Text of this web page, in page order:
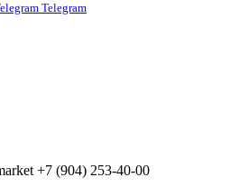
Telegram
+7 (904) 253-40-00